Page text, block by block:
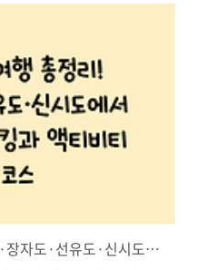
전북 군산 섬 여행 총정리! 말도·장자도·선유도·신시도에서 즐기는 힐링 트레킹과 액티비티 여행 코스